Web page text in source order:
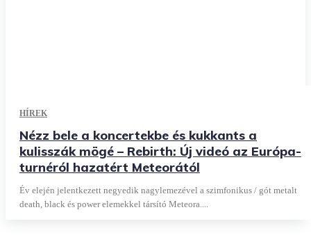
HÍREK
Nézz bele a koncertekbe és kukkants a
kulisszák mögé – Rebirth: Új videó az Európa-
turnéról hazatért Meteorától
Év elején jelentkezett negyedik nagylemezével a szimfonikus / gót metalt
death, black és power elemekkel társító Meteora....